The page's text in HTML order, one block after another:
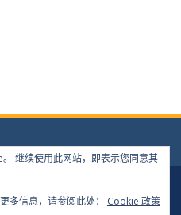
All rights reserved.
继续使用此网站，即表示您同意其
多信息，请参阅此处： Cookie 政策